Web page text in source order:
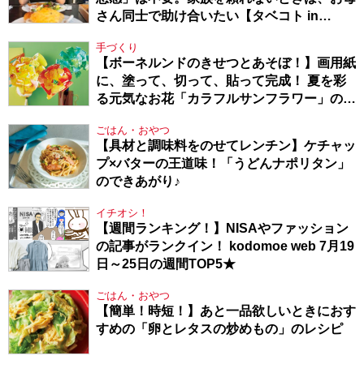
さん同士で助け合いたい【タベコト in
手づくり
【ボーネルンドのきせつとあそぼ！】画用紙
に、塗って、切って、貼って完成！ 夏を彩
る元気なお花「カラフルサンフラワー」の作
ごはん・おやつ
【具材と調味料をのせてレンチン】ケチャッ
プ×バターの王道味！「うどんナポリタン」
のできあがり♪
イチオシ！
【週間ランキング！】NISAやファッション
の記事がランクイン！ kodomoe web 7月19
日～25日の週間TOP5★
ごはん・おやつ
【簡単！時短！】あと一品欲しいときにおす
すめの「卵とレタスの炒めもの」のレシピ